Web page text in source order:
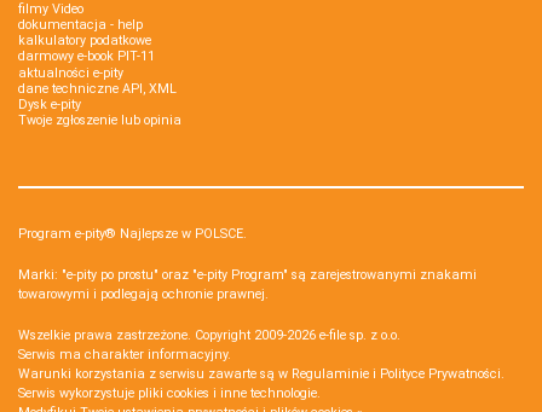
filmy Video
dokumentacja - help
kalkulatory podatkowe
darmowy e-book PIT-11
aktualności e-pity
dane techniczne API, XML
Dysk e-pity
Twoje zgłoszenie lub opinia
Program e-pity® Najlepsze w POLSCE.
Marki: "e-pity po prostu" oraz "e-pity Program" są zarejestrowanymi znakami
towarowymi i podlegają ochronie prawnej.
Wszelkie prawa zastrzeżone. Copyright 2009-2026 e-file sp. z o.o.
Serwis ma charakter informacyjny.
Warunki korzystania z serwisu zawarte są w Regulaminie i Polityce Prywatności.
Serwis wykorzystuje pliki cookies i inne technologie.